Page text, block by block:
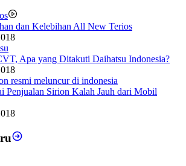
dan Kelebihan All New Terios
Apa yang Ditakuti Daihatsu Indonesia?
Penjualan Sirion Kalah Jauh dari Mobil